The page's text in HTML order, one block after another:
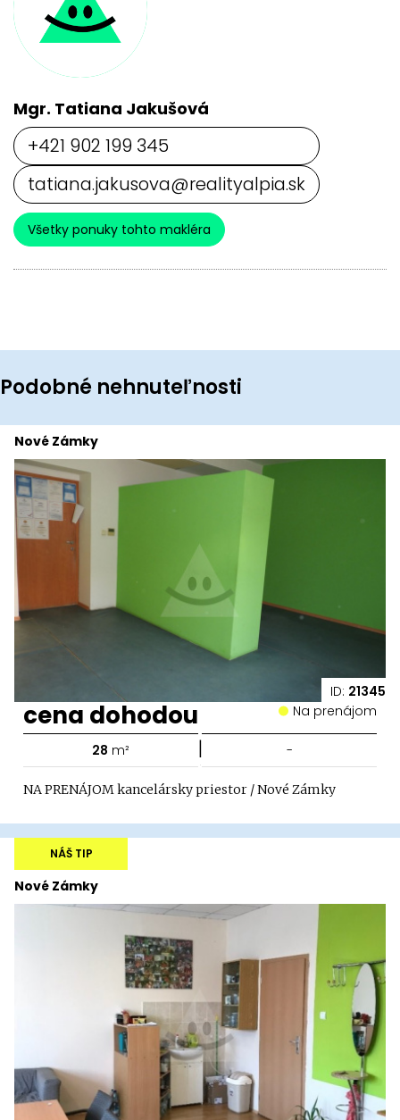
Mgr. Tatiana Jakušová
+421 902 199 345
tatiana.jakusova@realityalpia.sk
Všetky ponuky tohto makléra
Podobné nehnuteľnosti
ID: 21345
Nové Zámky
cena dohodou Na prenájom
28 m² | -
NA PRENÁJOM kancelársky priestor / Nové Zámky
Nové Zámky
NÁŠ TIP